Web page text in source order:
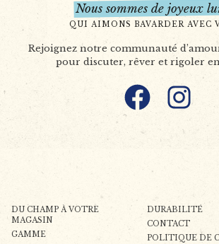
Nous sommes de joyeux
QUI AIMONS BAVARDER AVEC
Rejoignez notre communauté
pour discuter, rêver et rigoler
Facebook
DU CHAMP À VOTRE
MAGASIN
GAMME
DURABILITÉ
CONTACT
POLITIQUE DE